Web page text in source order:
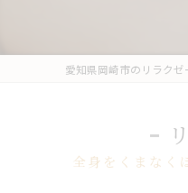
愛知県岡崎市のリラクゼ
全身をくまなく